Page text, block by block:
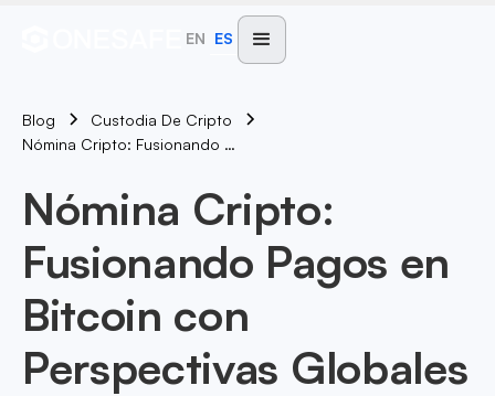
EN ES
Blog
Custodia De Cripto
Nómina Cripto: Fusionando Pagos En Bitcoin Con Perspectivas Globales
Nómina Cripto:
Fusionando Pagos en
Bitcoin con
Perspectivas Globales